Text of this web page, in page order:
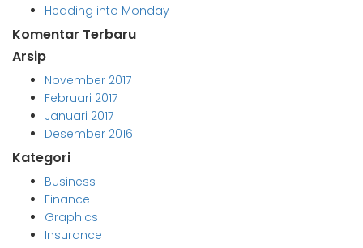
Heading into Monday
Komentar Terbaru
Arsip
November 2017
Februari 2017
Januari 2017
Desember 2016
Kategori
Business
Finance
Graphics
Insurance